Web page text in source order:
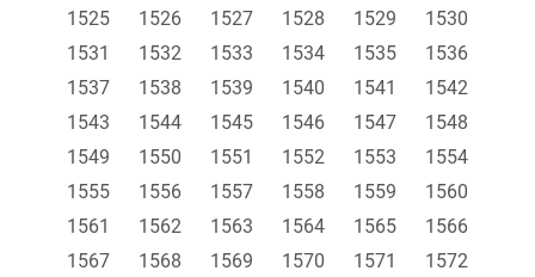
1525
1526 1527 1528 1529
1530
1531
1532 1533 1534 1535
1536
1537
1538 1539 1540 1541
1542
1543
1544 1545 1546 1547
1548
1549
1550 1551 1552 1553
1554
1555
1556 1557 1558 1559
1560
1561
1562 1563 1564 1565
1566
1567
1568 1569 1570 1571
1572